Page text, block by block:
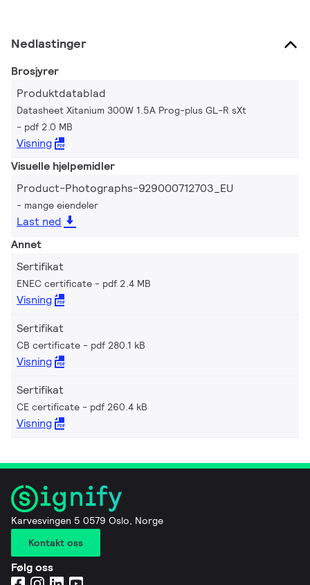
Nedlastinger
Brosjyrer
Produktdatablad
Datasheet Xitanium 300W 1.5A Prog-plus GL-R sXt
pdf 2.0 MB
Visning
Visuelle hjelpemidler
Product-Photographs-929000712703_EU
mange eiendeler
Last ned
Annet
Sertifikat
ENEC certificate pdf 2.4 MB
Visning
Sertifikat
CB certificate pdf 280.1 kB
Visning
Sertifikat
CE certificate pdf 260.4 kB
Visning
Karvesvingen 5 0579 Oslo, Norge
Kontakt oss
Følg oss